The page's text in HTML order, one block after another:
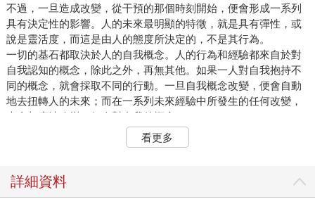
不過，一旦造成改變，從干預的那個時刻開始，便會形成一系列
具有決定性的影響。人的未來最明顯的特徵，就是具有彈性，或
說是靈活度，而這是由人的態度所決定的，不是其行為。
一切的基石都取決於人的自我概念。人的行為和經驗都來自於對
自我認知的概念，除此之外，再無其他。如果一人對自我抱持不
同的概念，就會採取不同的行動。一旦自我概念改變，便會自動
地去扭轉人的未來；而在一系列未來經驗中所發生的任何改變，
也會相應地改變一個人對自我的概念。
人認為微不足道的臆測或假想，其實會產生相當大的影響力；因
此，人應該對此重新評估，確實去體認一個假設中的創造力。
節，還是會有好幾種結果。因此，在生命中的每一刻，我們都有
看更多
詳細資料